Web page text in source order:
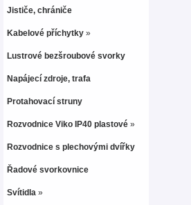
Jističe, chrániče
Kabelové příchytky »
Lustrové bezšroubové svorky
Napájecí zdroje, trafa
Protahovací struny
Rozvodnice Viko IP40 plastové »
Rozvodnice s plechovými dvířky
Řadové svorkovnice
Svítidla »